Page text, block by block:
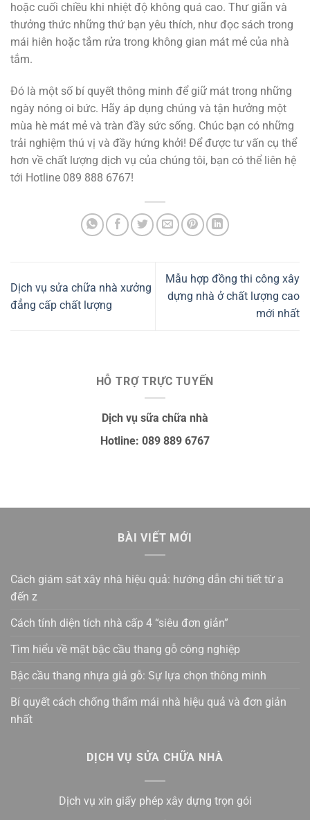
hoặc cuối chiều khi nhiệt độ không quá cao. Thư giãn và
thưởng thức những thứ bạn yêu thích, như đọc sách trong
mái hiên hoặc tắm rửa trong không gian mát mẻ của nhà
tắm.
Đó là một số bí quyết thông minh để giữ mát trong những
ngày nóng oi bức. Hãy áp dụng chúng và tận hưởng một
mùa hè mát mẻ và tràn đầy sức sống. Chúc bạn có những
trải nghiệm thú vị và đầy hứng khởi! Để được tư vấn cụ thể
hơn về chất lượng dịch vụ của chúng tôi, bạn có thể liên hệ
tới Hotline 089 888 6767!
Dịch vụ sửa chữa nhà xưởng
đẳng cấp chất lượng
Mẫu hợp đồng thi công xây
dựng nhà ở chất lượng cao
mới nhất
HỖ TRỢ TRỰC TUYẾN
Dịch vụ sữa chữa nhà
Hotline: 089 889 6767
BÀI VIẾT MỚI
Cách giám sát xây nhà hiệu quả: hướng dẫn chi tiết từ a
đến z
Cách tính diện tích nhà cấp 4 “siêu đơn giản”
Tìm hiểu về mặt bậc cầu thang gỗ công nghiệp
Bậc cầu thang nhựa giả gỗ: Sự lựa chọn thông minh
Bí quyết cách chống thấm mái nhà hiệu quả và đơn giản
nhất
DỊCH VỤ SỬA CHỮA NHÀ
Dịch vụ xin giấy phép xây dựng trọn gói